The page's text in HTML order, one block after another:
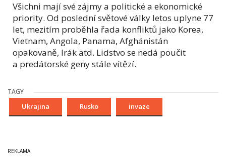
Všichni mají své zájmy a politické a ekonomické
priority. Od poslední světové války letos uplyne 77
let, mezitím proběhla řada konfliktů jako Korea,
Vietnam, Angola, Panama, Afghánistán
opakovaně, Irák atd. Lidstvo se nedá poučit
a predátorské geny stále vítězí.
TAGY
Ukrajina Rusko invaze